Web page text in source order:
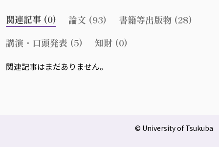
関連記事 (0) 論文 (93)
書籍等出版物 (28)
講演・口頭発表 (5)
知財 (0)
関連記事はまだありません。
© University of Tsukuba